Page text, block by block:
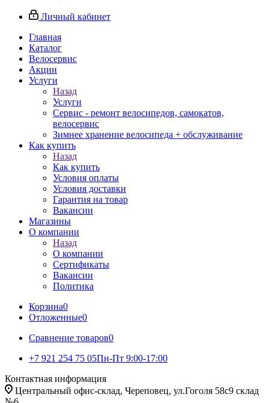
Личный кабинет
Главная
Каталог
Велосервис
Акции
Услуги
Назад
Услуги
Сервис - ремонт велосипедов, самокатов,
велосервис
Зимнее хранение велосипеда + обслуживание
Как купить
Назад
Как купить
Условия оплаты
Условия доставки
Гарантия на товар
Вакансии
Магазины
О компании
Назад
О компании
Сертификаты
Вакансии
Политика
Корзина0
Отложенные0
Сравнение товаров0
+7 921 254 75 05Пн-Пт 9:00-17:00
Контактная информация
Центральный офис-склад, Череповец, ул.Гоголя 58с9 склад